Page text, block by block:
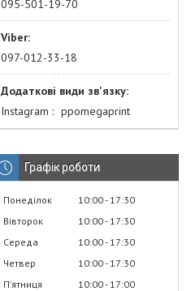
095-501-19-70
097-012-33-18
Instagram ppomegaprint
Графік роботи
Понеділок 10:00 17:30
Вівторок
10:00 17:30
Середа
10:00 17:30
Четвер
10:00 17:30
Пʼятниця
10:00 17:00